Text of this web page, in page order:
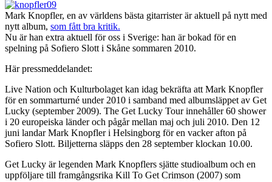
Mark Knopfler, en av världens bästa gitarrister är aktuell på nytt med
nytt album, som fått bra kritik.
Nu är han extra aktuell för oss i Sverige: han är bokad för en
spelning på Sofiero Slott i Skåne sommaren 2010.
Här pressmeddelandet:
Live Nation och Kulturbolaget kan idag bekräfta att Mark Knopfler
för en sommarturné under 2010 i samband med albumsläppet av Get
Lucky (september 2009). The Get Lucky Tour innehåller 60 shower
i 20 europeiska länder och pågår mellan maj och juli 2010. Den 12
juni landar Mark Knopfler i Helsingborg för en vacker afton på
Sofiero Slott. Biljetterna släpps den 28 september klockan 10.00.
Get Lucky är legenden Mark Knopflers sjätte studioalbum och en
uppföljare till framgångsrika Kill To Get Crimson (2007) som